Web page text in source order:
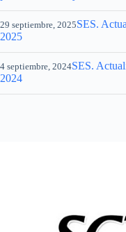
29 septiembre, 2025SES.
2025
4 septiembre, 2024SES.
2024